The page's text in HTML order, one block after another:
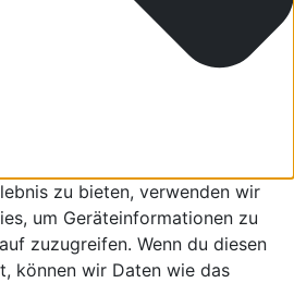
zu bieten, verwenden wir
um Geräteinformationen zu
zuzugreifen. Wenn du diesen
können wir Daten wie das